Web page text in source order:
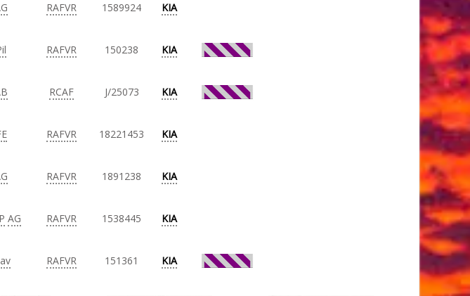
RAFVR 1589924 KIA
RAFVR 150238 KIA
RCAF J/25073 KIA
RAFVR 18221453 KIA
RAFVR 1891238 KIA
AG RAFVR 1538445 KIA
RAFVR 151361 KIA